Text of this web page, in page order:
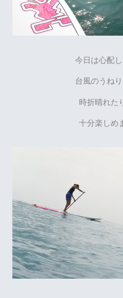
今日は心配
台風のうねり
時折晴れた
十分楽しめ